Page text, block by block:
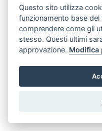
Questo sito utilizza
funzionamento base
comprendere come gli
stesso. Questi ultimi
approvazione. Modifica